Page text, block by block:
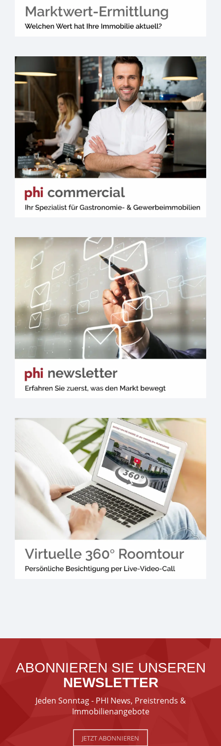
ABONNIEREN SIE UNSEREN
NEWSLETTER
Jeden Sonntag - PHI News, Preistrends &
Immobilienangebote
JETZT ABONNIEREN